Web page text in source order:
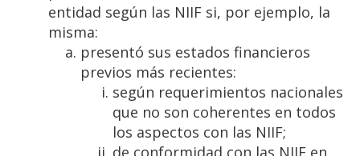
entidad según las NIIF si, por ejemplo, la
misma:
presentó sus estados financieros
previos más recientes:
según requerimientos nacionales
que no son coherentes en todos
los aspectos con las NIIF;